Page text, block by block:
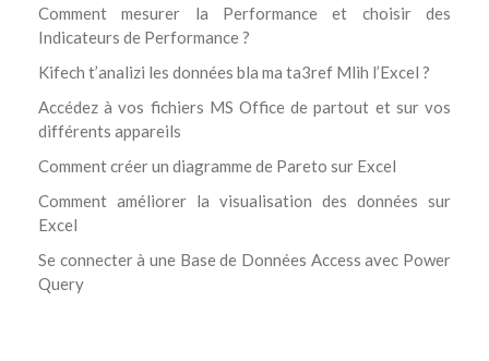
Comment mesurer la Performance et choisir des
Indicateurs de Performance ?
Kifech t’analizi les données bla ma ta3ref Mlih l’Excel ?
Accédez à vos fichiers MS Office de partout et sur vos
différents appareils
Comment créer un diagramme de Pareto sur Excel
Comment améliorer la visualisation des données sur
Excel
Se connecter à une Base de Données Access avec Power
Query